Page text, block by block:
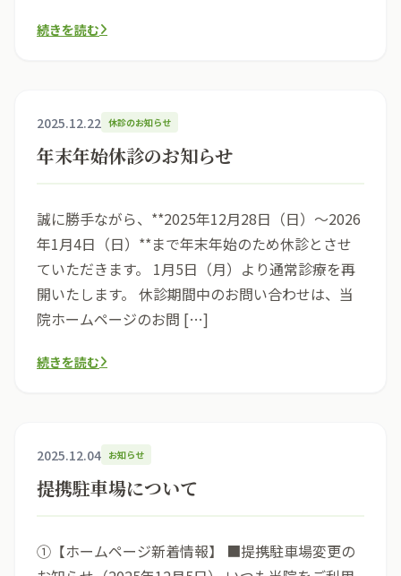
続きを読む
2025.12.22 休診のお知らせ
年末年始休診のお知らせ
誠に勝手ながら、**2025年12月28日（日）〜2026
年1月4日（日）**まで年末年始のため休診とさせ
ていただきます。 1月5日（月）より通常診療を再
開いたします。 休診期間中のお問い合わせは、当
院ホームページのお問 […]
続きを読む
2025.12.04 お知らせ
提携駐車場について
①【ホームページ新着情報】 ■提携駐車場変更の